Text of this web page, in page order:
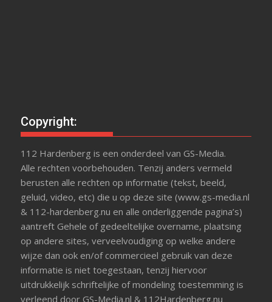
Copyright:
112 Hardenberg is een onderdeel van GS-Media.
Alle rechten voorbehouden. Tenzij anders vermeld
berusten alle rechten op informatie (tekst, beeld,
geluid, video, etc) die u op deze site (www.gs-media.nl
& 112-hardenberg.nu en alle onderliggende pagina’s)
aantreft Gehele of gedeeltelijke overname, plaatsing
op andere sites, verveelvoudiging op welke andere
wijze dan ook en/of commercieel gebruik van deze
informatie is niet toegestaan, tenzij hiervoor
uitdrukkelijk schriftelijke of mondeling toestemming is
verleend door GS-Media.nl & 112Hardenberg.nu